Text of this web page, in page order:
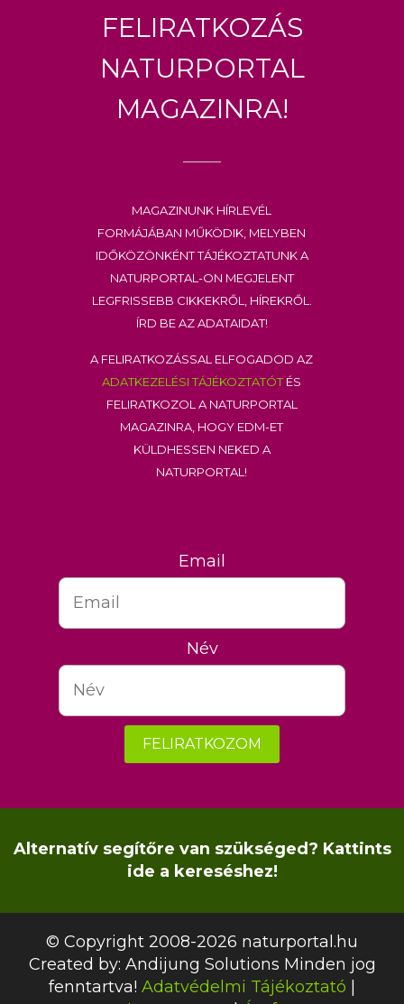
Feliratkozás
Naturportal
Magazinra!
Magazinunk hírlevél
formájában működik, melyben
időközönként tájékoztatunk a
Naturportal-on megjelent
legfrissebb cikkekről, hírekről.
Írd be az adataidat!
A feliratkozással elfogadod az
adatkezelési tájékoztatótés
feliratkozol a Naturportal
Magazinra, hogy EDM-et
küldhessen neked a
Naturportal!
Email
Név
FELIRATKOZOM
Alternatív segítőre van szükséged? Kattints
ide a kereséshez!
© Copyright 2008-2026 naturportal.hu
Created by: Andijung Solutions Minden jog
fenntartva! Adatvédelmi Tájékoztató